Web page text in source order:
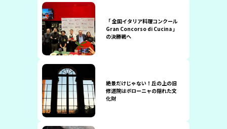
「 全国イタリア料理コンクール
Gran Concorso di Cucina 」
の決勝戦へ
絶景だけじゃない！丘の上の旧
修道院はボローニャの隠れた文
化財